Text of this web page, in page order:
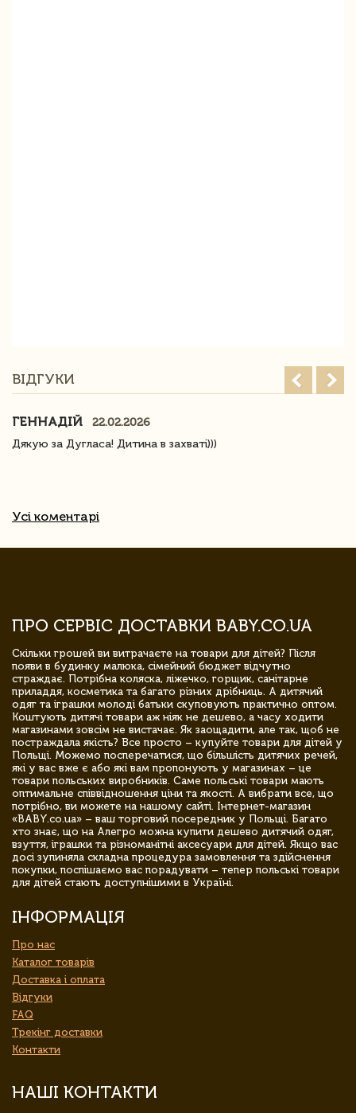
ВІДГУКИ
ГЕННАДІЙ
22.02.2026
Дякую за Дугласа! Дитина в захваті)))
Усі коментарі
ПРО СЕРВІС ДОСТАВКИ BABY.CO.UA
Скільки грошей ви витрачаєте на товари для дітей? Після
появи в будинку малюка, сімейний бюджет відчутно
страждає. Потрібна коляска, ліжечко, горщик, санітарне
приладдя, косметика та багато різних дрібниць. А дитячий
одяг та іграшки молоді батьки скуповують практично оптом.
Коштують дитячі товари аж ніяк не дешево, а часу ходити
магазинами зовсім не вистачає. Як заощадити, але так, щоб не
постраждала якість? Все просто – купуйте товари для дітей у
Польщі. Можемо посперечатися, що більшість дитячих речей,
які у вас вже є або які вам пропонують у магазинах – це
товари польських виробників. Саме польські товари мають
оптимальне співвідношення ціни та якості. А вибрати все, що
потрібно, ви можете на нашому сайті. Інтернет-магазин
«BABY.co.ua» – ваш торговий посередник у Польщі. Багато
хто знає, що на Алегро можна купити дешево дитячий одяг,
взуття, іграшки та різноманітні аксесуари для дітей. Якщо вас
досі зупиняла складна процедура замовлення та здійснення
покупки, поспішаємо вас порадувати – тепер польські товари
для дітей стають доступнішими в Україні.
ІНФОРМАЦІЯ
Про нас
Каталог товарів
Доставка і оплата
Відгуки
FAQ
Трекінг доставки
Контакти
НАШІ КОНТАКТИ